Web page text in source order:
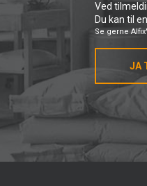
Ved
Du kan til
Se gerne
JA